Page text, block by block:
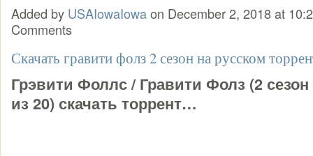
Added by USAIowaIowaon December 2, 2018 at
Comments
Скачать гравити фолз 2 сезон на русском
Грэвити Фоллс / Гравити Фолз (2 сезон
из 20) скачать торрент…